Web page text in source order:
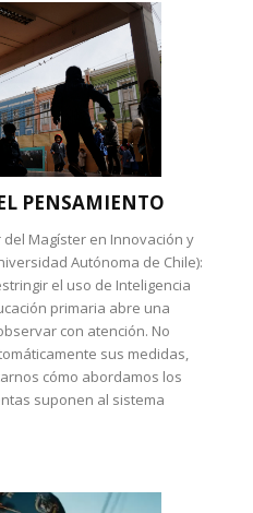
PENSAMIENTO
del Magíster en Innovación y
Autónoma de Chile):
el uso de Inteligencia
primaria abre una
con atención. No
sus medidas,
cómo abordamos los
suponen al sistema